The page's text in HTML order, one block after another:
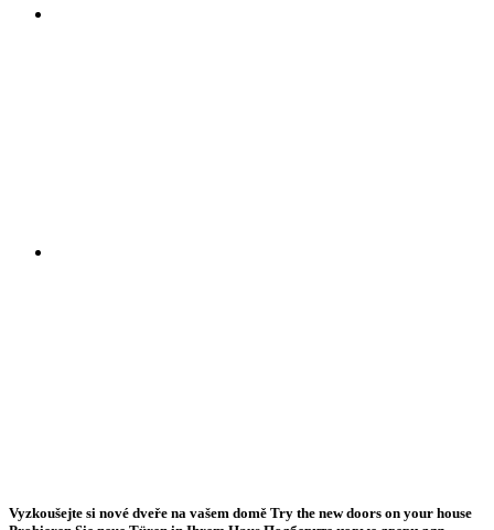
Vyzkoušejte si nové dveře na vašem domě Try the new doors on your house